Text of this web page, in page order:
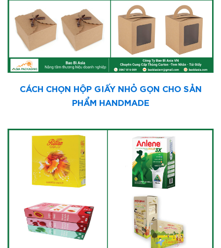
CÁCH CHỌN HỘP GIẤY NHỎ GỌN CHO SẢN
PHẨM HANDMADE